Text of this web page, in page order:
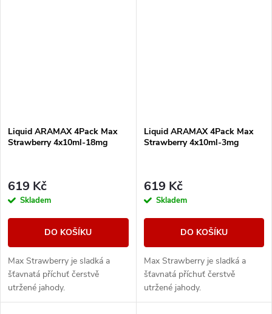
Liquid ARAMAX 4Pack Max
Strawberry 4x10ml-18mg
619 Kč
Skladem
DO KOŠÍKU
Max Strawberry je sladká a
šťavnatá příchuť čerstvě
utržené jahody.
Liquid ARAMAX 4Pack Max
Strawberry 4x10ml-3mg
619 Kč
Skladem
DO KOŠÍKU
Max Strawberry je sladká a
šťavnatá příchuť čerstvě
utržené jahody.